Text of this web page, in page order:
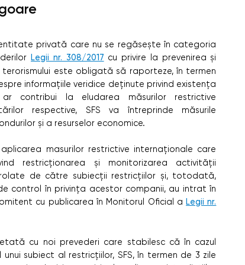
privată care nu se regăsește în categoria
Legii nr. 308/2017 cu privire la prevenirea și
este obligată să raporteze, în termen
informațiile veridice deținute privind existența
contribui la eludarea măsurilor restrictive
respective, SFS va întreprinde măsurile
și a resurselor economice.
masurilor restrictive internaționale care
restricționarea și monitorizarea activității
de către subiecții restricțiilor și, totodată,
control în privința acestor companii, au intrat în
cu publicarea în Monitorul Oficial aLegii nr.
cu noi prevederi care stabilesc că în cazul
subiect al restricțiilor, SFS, în termen de 3 zile